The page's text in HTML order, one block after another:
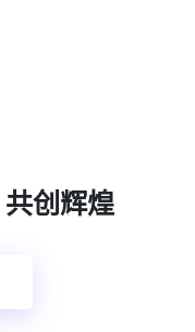
创辉煌